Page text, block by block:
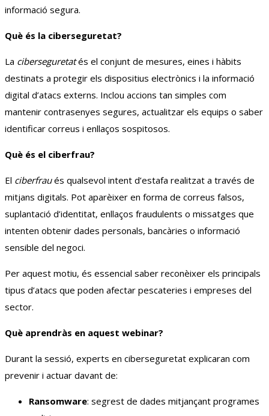
informació segura.
Què és la ciberseguretat?
La ciberseguretatés el conjunt de mesures, eines i hàbits
destinats a protegir els dispositius electrònics i la informació
digital d’atacs externs. Inclou accions tan simples com
mantenir contrasenyes segures, actualitzar els equips o saber
identificar correus i enllaços sospitosos.
Què és el ciberfrau?
El ciberfraués qualsevol intent d’estafa realitzat a través de
mitjans digitals. Pot aparèixer en forma de correus falsos,
suplantació d’identitat, enllaços fraudulents o missatges que
intenten obtenir dades personals, bancàries o informació
sensible del negoci.
Per aquest motiu, és essencial saber reconèixer els principals
tipus d’atacs que poden afectar pescateries i empreses del
sector.
Què aprendràs en aquest webinar?
Durant la sessió, experts en ciberseguretat explicaran com
prevenir i actuar davant de:
Ransomware: segrest de dades mitjançant programes